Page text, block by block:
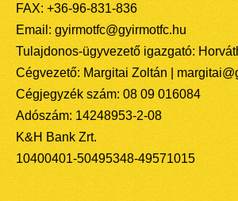
FAX: +36-96-831-836
Email: gyirmotfc@gyirmotfc.hu
Tulajdonos-ügyvezető igazgató:
Cégvezető: Margitai Zoltán |
Cégjegyzék szám: 08 09 016084
Adószám: 14248953-2-08
K&H Bank Zrt.
10400401-50495348-49571015